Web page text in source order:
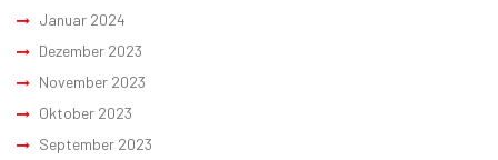
Januar 2024
Dezember 2023
November 2023
Oktober 2023
September 2023